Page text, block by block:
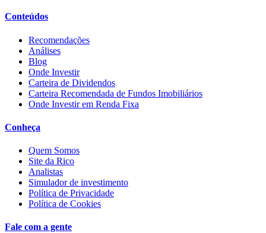
Conteúdos
Recomendações
Análises
Blog
Onde Investir
Carteira de Dividendos
Carteira Recomendada de Fundos Imobiliários
Onde Investir em Renda Fixa
Conheça
Quem Somos
Site da Rico
Analistas
Simulador de investimento
Política de Privacidade
Política de Cookies
Fale com a gente